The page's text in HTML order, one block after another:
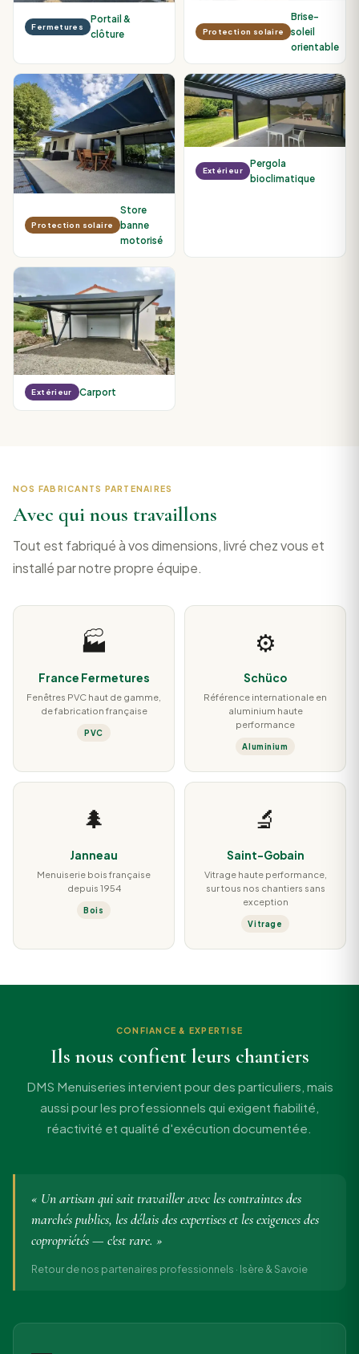
Fermetures
Portail &
clôture
Protection solaire
Brise-
soleil
orientable
Protection solaire
Store
banne
motorisé
Extérieur
Pergola
bioclimatique
Extérieur Carport
NOS FABRICANTS PARTENAIRES
Avec qui nous travaillons
Tout est fabriqué à vos dimensions, livré chez vous et
installé par notre propre équipe.
🏭
France Fermetures
Fenêtres PVC haut de gamme,
de fabrication française
PVC
⚙️
Schüco
Référence internationale en
aluminium haute
performance
Aluminium
🌲
Janneau
Menuiserie bois française
depuis 1954
Bois
🔬
Saint-Gobain
Vitrage haute performance,
sur tous nos chantiers sans
exception
Vitrage
CONFIANCE & EXPERTISE
Ils nous confient leurs chantiers
DMS Menuiseries intervient pour des particuliers, mais
aussi pour les professionnels qui exigent fiabilité,
réactivité et qualité d'exécution documentée.
« Un artisan qui sait travailler avec les contraintes des
marchés publics, les délais des expertises et les exigences des
copropriétés — c'est rare. »
Retour de nos partenaires professionnels · Isère & Savoie